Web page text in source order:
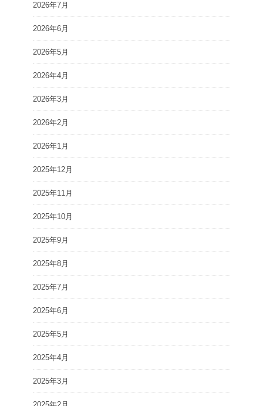
2026年7月
2026年6月
2026年5月
2026年4月
2026年3月
2026年2月
2026年1月
2025年12月
2025年11月
2025年10月
2025年9月
2025年8月
2025年7月
2025年6月
2025年5月
2025年4月
2025年3月